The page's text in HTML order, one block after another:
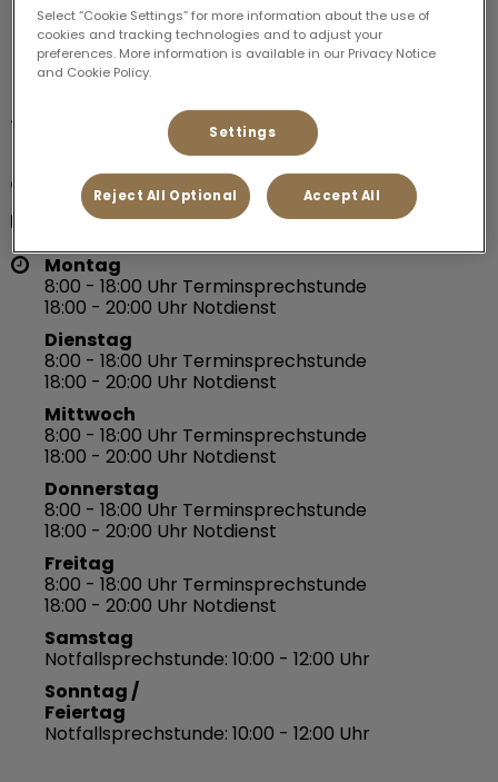
Land
Weitwiesenring 4,
83435 Bad Reichenhall
08651 7673480
info@vetzentrum-bgl.de
Montag
8:00 - 18:00 Uhr Terminsprechstunde
18:00 - 20:00 Uhr Notdienst
Dienstag
8:00 - 18:00 Uhr Terminsprechstunde
18:00 - 20:00 Uhr Notdienst
Mittwoch
8:00 - 18:00 Uhr Terminsprechstunde
18:00 - 20:00 Uhr Notdienst
Donnerstag
8:00 - 18:00 Uhr Terminsprechstunde
18:00 - 20:00 Uhr Notdienst
Freitag
8:00 - 18:00 Uhr Terminsprechstunde
18:00 - 20:00 Uhr Notdienst
Samstag
Notfallsprechstunde: 10:00 - 12:00 Uhr
Sonntag /
Feiertag
Notfallsprechstunde: 10:00 - 12:00 Uhr
Select “Cookie Settings” for more information about the use of
cookies and tracking technologies and to adjust your
preferences. More information is available in our Privacy Notice
and Cookie Policy.
Settings
Reject All Optional Accept All